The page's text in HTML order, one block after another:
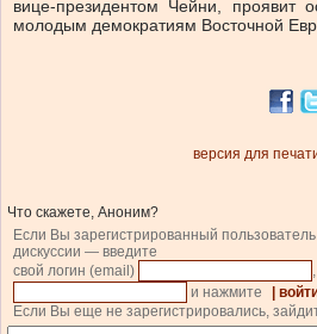
вице-президентом Чейни, проявит
молодым демократиям Восточной
версия для
Что скажете, Аноним?
Если Вы зарегистрированный пользователь
дискуссии — введите
свой логин (email)
и нажмите
| войти
Если Вы еще не зарегистрировались,